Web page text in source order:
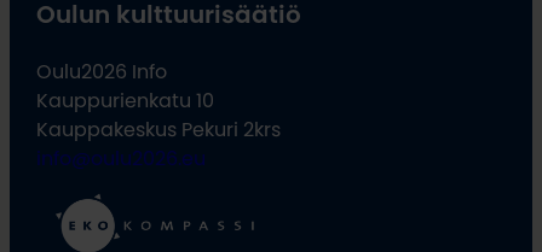
Oulun kulttuurisäätiö
Oulu2026 Info
Kauppurienkatu 10
Kauppakeskus Pekuri 2krs
info@oulu2026.eu